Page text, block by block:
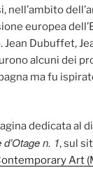
nell’ambito
europea
Dubuffet,
alcuni dei
ma fu
dedicata al
d’Otage n. 1, sul
Art